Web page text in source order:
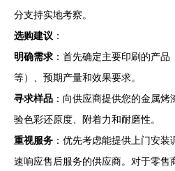
分支持实地考察。
选购建议 ：
明确需求 ：首先确定主要印刷的产
等）、预期产量和效果要求。
寻求样品 ：向供应商提供您的金属
验色彩还原度、附着力和耐磨性。
重视服务 ：优先考虑能提供上门安
速响应售后服务的供应商。对于零售